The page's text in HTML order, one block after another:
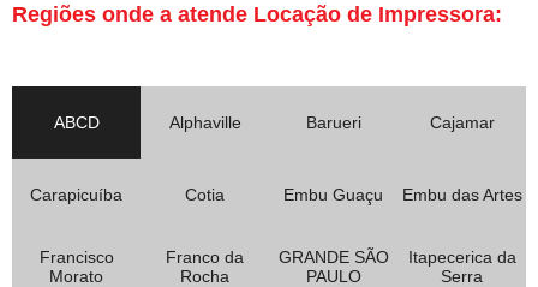
Regiões onde a atende Locação de Impressora:
ABCD Alphaville Barueri Cajamar
Carapicuíba Cotia Embu Guaçu Embu das Artes
Francisco
Morato
Franco da
Rocha
GRANDE SÃO
PAULO
Itapecerica da
Serra